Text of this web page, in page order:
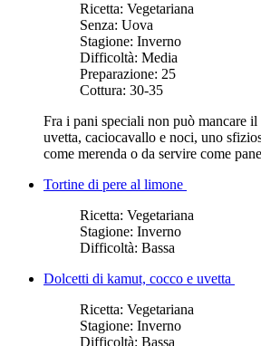
Ricetta: Vegetariana
Senza: Uova
Stagione: Inverno
Difficoltà: Media
Preparazione: 25
Cottura: 30-35
Fra i pani speciali non può mancare
uvetta, caciocavallo e noci, uno
come merenda o da servire come
Tortine di pere al limone
Ricetta: Vegetariana
Stagione: Inverno
Difficoltà: Bassa
Dolcetti di kamut, cocco e uvetta
Ricetta: Vegetariana
Stagione: Inverno
Difficoltà: Bassa